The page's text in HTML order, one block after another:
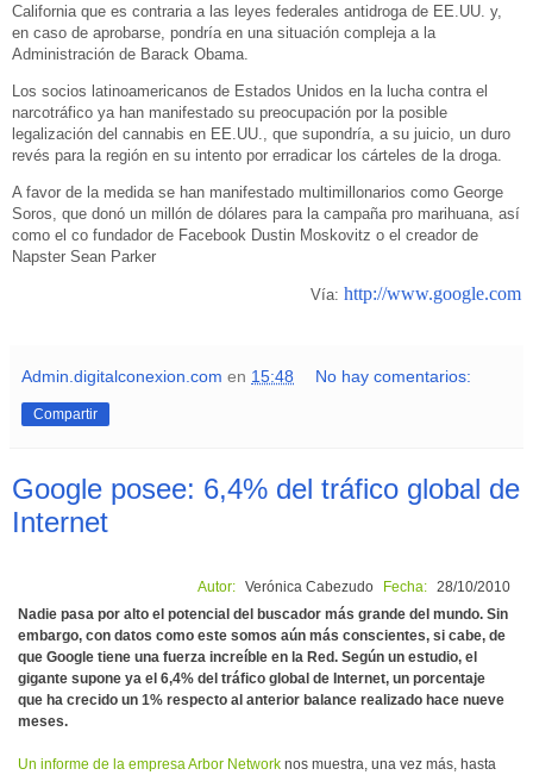
California que es contraria a las leyes federales antidroga de EE.UU. y,
en caso de aprobarse, pondría en una situación compleja a la
Administración de Barack Obama.
Los socios latinoamericanos de Estados Unidos en la lucha contra el
narcotráfico ya han manifestado su preocupación por la posible
legalización del cannabis en EE.UU., que supondría, a su juicio, un duro
revés para la región en su intento por erradicar los cárteles de la droga.
A favor de la medida se han manifestado multimillonarios como George
Soros, que donó un millón de dólares para la campaña pro marihuana, así
como el co fundador de Facebook Dustin Moskovitz o el creador de
Napster Sean Parker
Vía: http://www.google.com
Admin.digitalconexion.com en 15:48 No hay comentarios:
Compartir
Google posee: 6,4% del tráfico global de
Internet
Autor: Verónica Cabezudo Fecha: 28/10/2010
Nadie pasa por alto el potencial del buscador más grande del mundo. Sin
embargo, con datos como este somos aún más conscientes, si cabe, de
que Google tiene una fuerza increíble en la Red. Según un estudio, el
gigante supone ya el 6,4% del tráfico global de Internet, un porcentaje
que ha crecido un 1% respecto al anterior balance realizado hace nueve
meses.
Un informe de la empresa Arbor Network nos muestra, una vez más, hasta